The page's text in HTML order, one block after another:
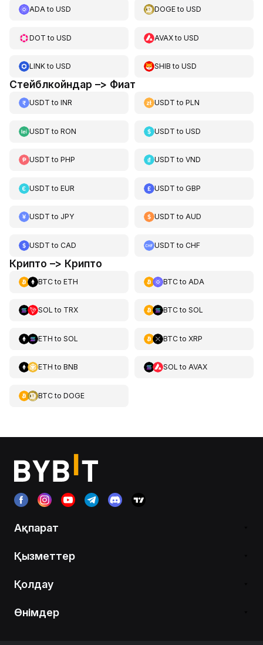
ADAto USD DOGEtoUSD
DOT to USD AVAXtoUSD
LINKto USD SHIB toUSD
Стейблкойндар –> Фиат
USDT to INR USDT toPLN
USDT to RON USDT toUSD
USDT to PHP USDT toVND
USDT to EUR USDT toGBP
USDT to JPY USDT toAUD
USDT to CAD USDT toCHF
Крипто –> Крипто
BTCto ETH BTCto ADA
SOL to TRX BTCto SOL
ETH to SOL BTCto XRP
ETH to BNB SOL to AVAX
BTCto DOGE
Ақпарат
Қызметтер
Қолдау
Өнімдер